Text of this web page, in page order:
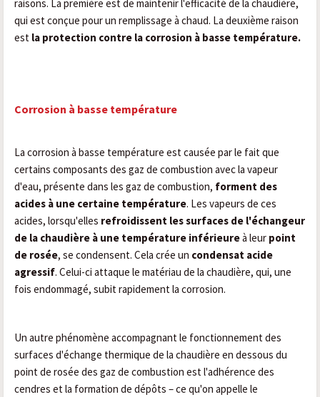
raisons. La première est de maintenir l'efficacité de la chaudière,
qui est conçue pour un remplissage à chaud. La deuxième raison
est la protection contre la corrosion à basse température.
Corrosion à basse température
La corrosion à basse température est causée par le fait que
certains composants des gaz de combustion avec la vapeur
d'eau, présente dans les gaz de combustion, forment des
acides à une certaine température. Les vapeurs de ces
acides, lorsqu'elles refroidissent les surfaces de l'échangeur
de la chaudière à une température inférieureà leur point
de rosée, se condensent. Cela crée un condensat acide
agressif. Celui-ci attaque le matériau de la chaudière, qui, une
fois endommagé, subit rapidement la corrosion.
Un autre phénomène accompagnant le fonctionnement des
surfaces d'échange thermique de la chaudière en dessous du
point de rosée des gaz de combustion est l'adhérence des
cendres et la formation de dépôts – ce qu'on appelle le